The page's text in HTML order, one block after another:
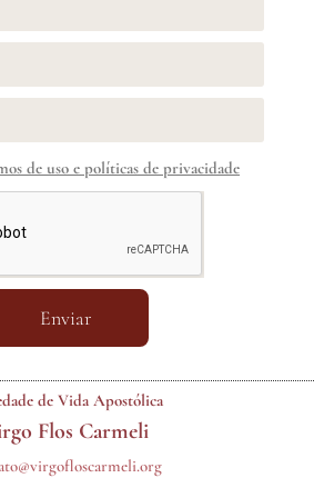
de uso e políticas de privacidade
Enviar
de Vida Apostólica
Flos Carmeli